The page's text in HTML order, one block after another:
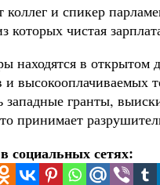
коллег и спикер
которых чистая
находятся в открытом
высокооплачиваемых
западные гранты,
принимает
социальных сетях: